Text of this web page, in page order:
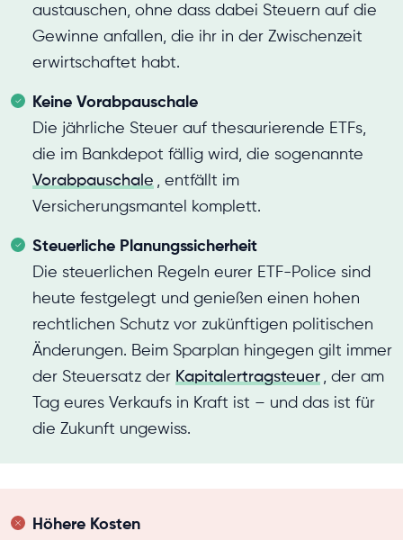
austauschen, ohne dass dabei Steuern auf die
Gewinne anfallen, die ihr in der Zwischenzeit
erwirtschaftet habt.
Keine Vorabpauschale
Die jährliche Steuer auf thesaurierende ETFs,
die im Bankdepot fällig wird, die sogenannte
Vorabpauschale , entfällt im
Versicherungsmantel komplett.
Steuerliche Planungssicherheit
Die steuerlichen Regeln eurer ETF-Police sind
heute festgelegt und genießen einen hohen
rechtlichen Schutz vor zukünftigen politischen
Änderungen. Beim Sparplan hingegen gilt immer
der Steuersatz der Kapitalertragsteuer , der am
Tag eures Verkaufs in Kraft ist – und das ist für
die Zukunft ungewiss.
Höhere Kosten